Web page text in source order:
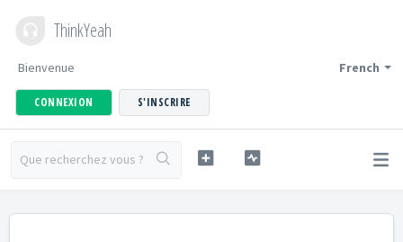
ThinkYeah
French
Bienvenue
CONNEXION S'INSCRIRE